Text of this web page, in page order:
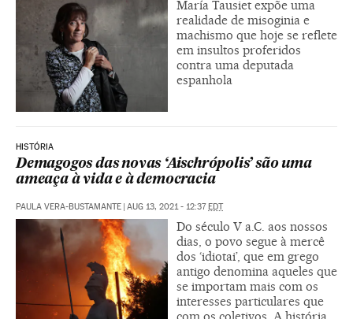
María Tausiet expõe uma
realidade de misoginia e
machismo que hoje se reflete
em insultos proferidos
contra uma deputada
espanhola
HISTÓRIA
Demagogos das novas ‘Aischrópolis’ são uma
ameaça à vida e à democracia
PAULA VERA-BUSTAMANTE | AUG 13, 2021 - 12:37EDT
Do século V a.C. aos nossos
dias, o povo segue à mercê
dos ‘idiotai’, que em grego
antigo denomina aqueles que
se importam mais com os
interesses particulares que